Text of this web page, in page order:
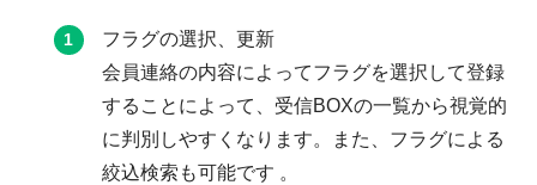
フラグの選択、更新
会員連絡の内容によってフラグを選択して登録
することによって、受信BOXの一覧から視覚的
に判別しやすくなります。また、フラグによる
絞込検索も可能です 。